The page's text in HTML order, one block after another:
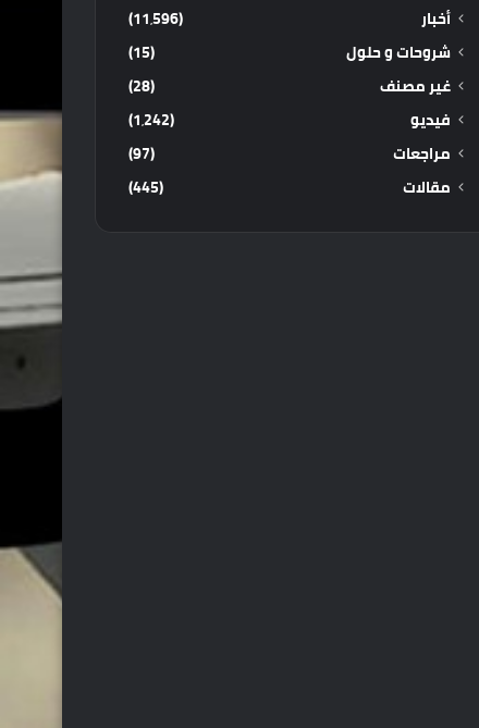
أخبار
(11٬596)
شروحات و حلول
(15)
غير مصنف
(28)
فيديو
(1٬242)
مراجعات
(97)
مقالات
(445)